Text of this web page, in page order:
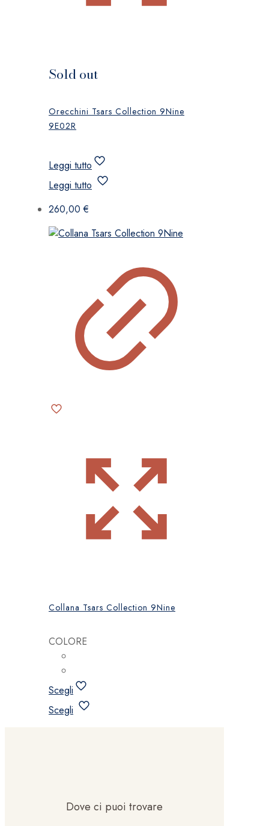
Sold out
Orecchini Tsars Collection 9Nine
9E02R
Leggi tutto
Leggi tutto
260,00€
Collana Tsars Collection 9Nine
COLORE
Scegli
Scegli Questo
possono
Dove ci puoi trovare